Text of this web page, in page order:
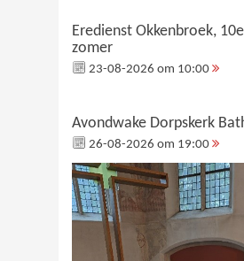
Eredienst Okkenbroek,
zomer
23-08-2026 om 10:00
Avondwake Dorpskerk
26-08-2026 om 19:00